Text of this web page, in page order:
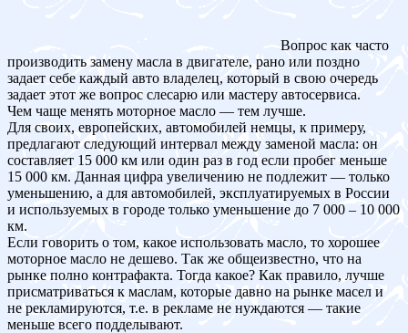
Вопрос как часто
производить замену масла в двигателе, рано или поздно
задает себе каждый авто владелец, который в свою очередь
задает этот же вопрос слесарю или мастеру автосервиса.
Чем чаще менять моторное масло — тем лучше.
Для своих, европейских, автомобилей немцы, к примеру,
предлагают следующий интервал между заменой масла: он
составляет 15 000 км или один раз в год если пробег меньше
15 000 км. Данная цифра увеличению не подлежит — только
уменьшению, а для автомобилей, эксплуатируемых в России
и используемых в городе только уменьшение до 7 000 – 10 000
км.
Если говорить о том, какое использовать масло, то хорошее
моторное масло не дешево. Так же общеизвестно, что на
рынке полно контрафакта. Тогда какое? Как правило, лучше
присматриваться к маслам, которые давно на рынке масел и
не рекламируются, т.е. в рекламе не нуждаются — такие
меньше всего подделывают.